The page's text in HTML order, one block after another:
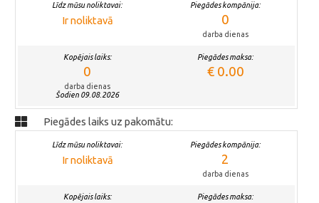
Līdz mūsu noliktavai:
Ir noliktavā
Piegādes kompānija:
0
darba dienas
Kopējais laiks:
0
darba dienas
Šodien 09.08.2026
Piegādes maksa:
€ 0.00
Piegādes laiks uz pakomātu:
Līdz mūsu noliktavai:
Ir noliktavā
Piegādes kompānija:
2
darba dienas
Kopējais laiks: Piegādes maksa: